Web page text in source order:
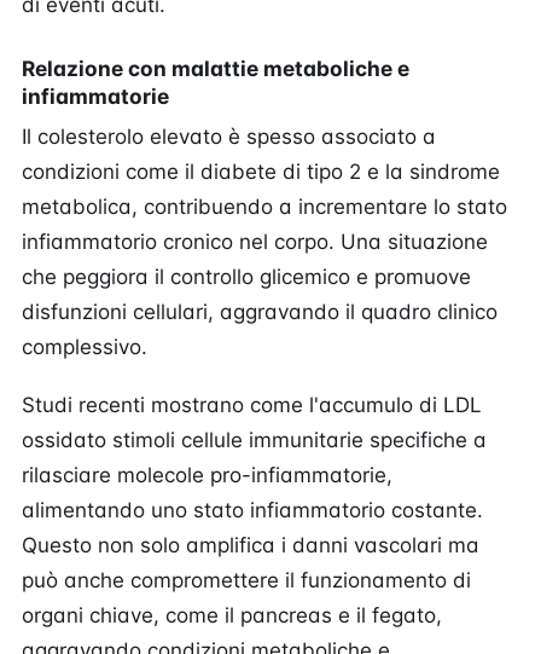
Relazione con malattie metaboliche e
infiammatorie
Il colesterolo elevato è spesso associato a
condizioni come il diabete di tipo 2 e la sindrome
metabolica, contribuendo a incrementare lo stato
infiammatorio cronico nel corpo. Una situazione
che peggiora il controllo glicemico e promuove
disfunzioni cellulari, aggravando il quadro clinico
complessivo.
Studi recenti mostrano come l'accumulo di LDL
ossidato stimoli cellule immunitarie specifiche a
rilasciare molecole pro-infiammatorie,
alimentando uno stato infiammatorio costante.
Questo non solo amplifica i danni vascolari ma
può anche compromettere il funzionamento di
organi chiave, come il pancreas e il fegato,